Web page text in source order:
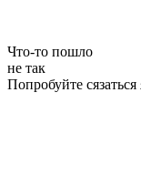
Что-то пошло
не так
Попробуйте